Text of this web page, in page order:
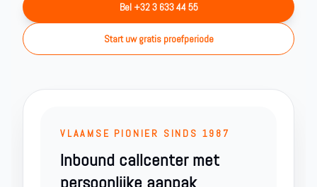
Bel +32 3 633 44 55
Start uw gratis proefperiode
VLAAMSE PIONIER SINDS 1987
Inbound callcenter met
persoonlijke aanpak